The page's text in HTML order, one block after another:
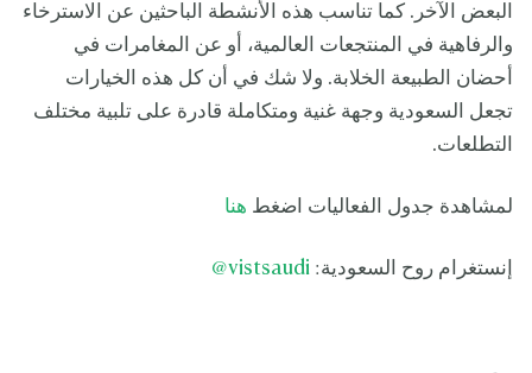
البعض الآخر. كما تناسب هذه الأنشطة الباحثين عن الاسترخاء
والرفاهية في المنتجعات العالمية، أو عن المغامرات في
أحضان الطبيعة الخلابة. ولا شك في أن كل هذه الخيارات
تجعل السعودية وجهة غنية ومتكاملة قادرة على تلبية مختلف
التطلعات.
لمشاهدة جدول الفعاليات اضغط هنا
إنستغرام روح السعودية: vistsaudi@